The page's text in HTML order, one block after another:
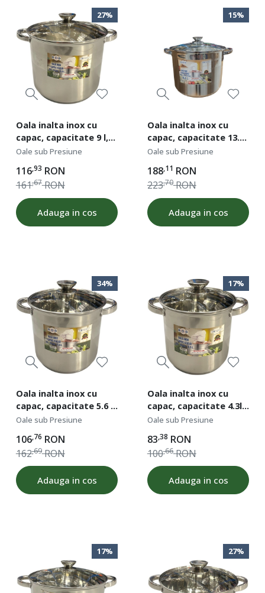
27%
Oala inalta inox cu
capac, capacitate 9 l,
diametru 24 cm, fund
ROD 19271
Oale sub Presiune
116,93 RON
161,67 RON
Adauga in cos
15%
Oala inalta inox cu
capac, capacitate 13.3
l, dimensiune 28x22 cm,
inductie, ROD 15375
Oale sub Presiune
188,11 RON
223,70 RON
Adauga in cos
34%
Oala inalta inox cu
capac, capacitate 5.6 l,
diametru 20 cm, fund
ROD 19269
Oale sub Presiune
106,76 RON
162,69 RON
Adauga in cos
17%
Oala inalta inox cu
capac, capacitate 4.3l,
diametru 18 cm, fund
ROD 19268
Oale sub Presiune
83,38 RON
100,66 RON
Adauga in cos
17% 27%